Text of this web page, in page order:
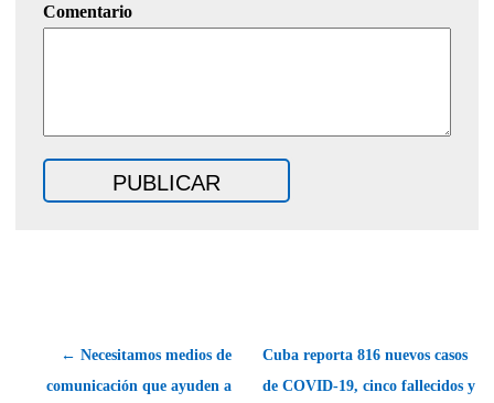
Comentario
← Necesitamos medios de
comunicación que ayuden a
Cuba reporta 816 nuevos casos
de COVID-19, cinco fallecidos y